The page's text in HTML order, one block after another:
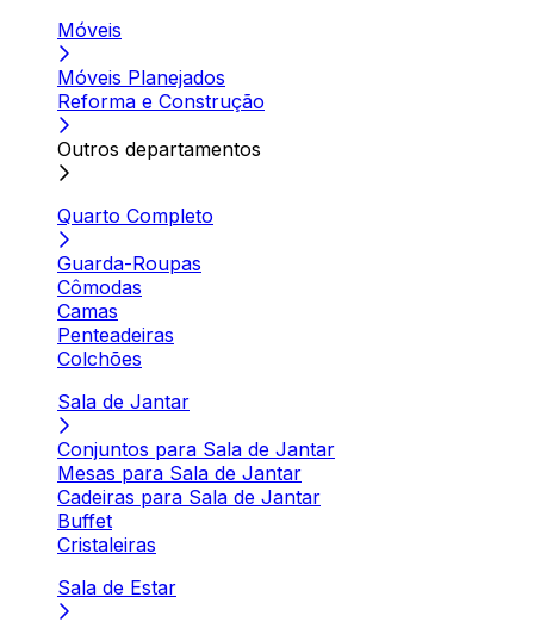
Móveis
Móveis Planejados
Reforma e Construção
Outros departamentos
Quarto Completo
Guarda-Roupas
Cômodas
Camas
Penteadeiras
Colchões
Sala de Jantar
Conjuntos para Sala de Jantar
Mesas para Sala de Jantar
Cadeiras para Sala de Jantar
Buffet
Cristaleiras
Sala de Estar